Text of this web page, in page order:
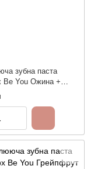
зубна паста
Be You Ожина +
10ml